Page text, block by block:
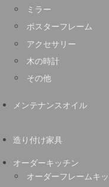
ミラー
ポスターフレーム
アクセサリー
木の時計
その他
メンテナンスオイル
造り付け家具
オーダーキッチン
オーダーフレームキ